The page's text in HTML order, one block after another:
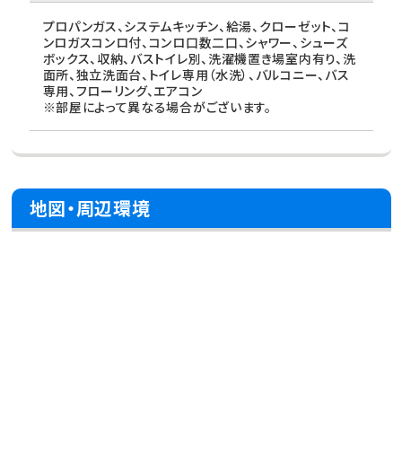
プロパンガス、システムキッチン、給湯、クローゼット、コ
ンロガスコンロ付、コンロ口数二口、シャワー、シューズ
ボックス、収納、バストイレ別、洗濯機置き場室内有り、洗
面所、独立洗面台、トイレ専用（水洗）、バルコニー、バス
専用、フローリング、エアコン
※部屋によって異なる場合がございます。
地図・周辺環境